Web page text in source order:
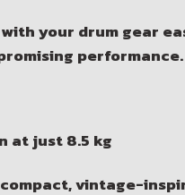
your drum gear
performance.
at just 8.5 kg
vintage-